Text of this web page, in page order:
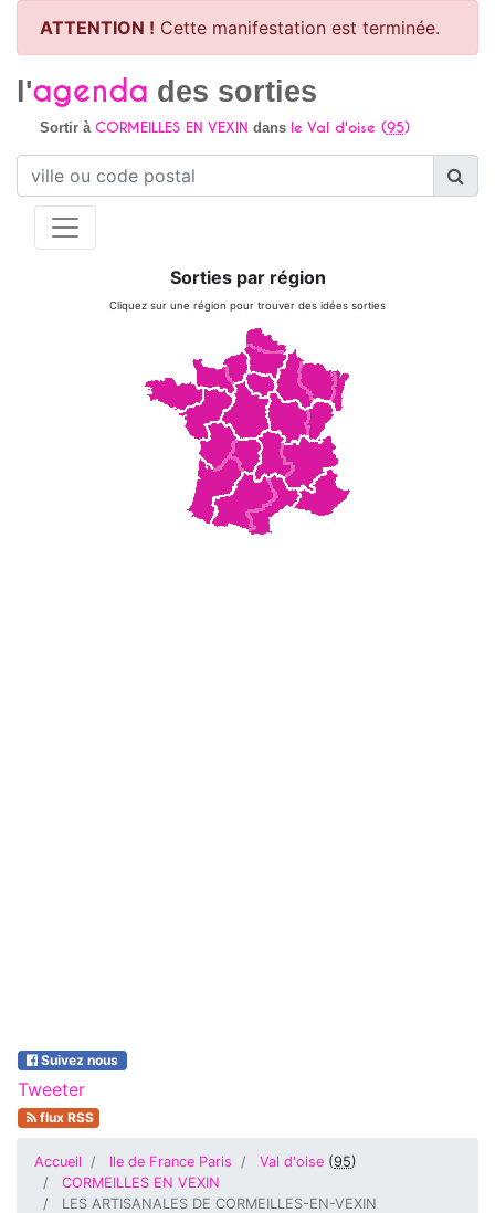
ATTENTION ! Cette manifestation est terminée.
l'agenda des sorties
Sortir à CORMEILLES EN VEXIN dans le Val d'oise (95)
Sorties par région
Cliquez sur une région pour trouver des idées sorties
Suivez nous
Tweeter
flux RSS
Accueil Ile de France Paris Val d'oise (95)
CORMEILLES EN VEXIN
LES ARTISANALES DE CORMEILLES-EN-VEXIN